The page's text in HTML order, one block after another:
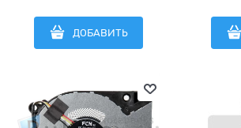
K6500 K6500Z M3500QC /
OLED K3500PA PH серии
Sunon EG50050S1-1C191-S9A
ДОБАВИТЬ